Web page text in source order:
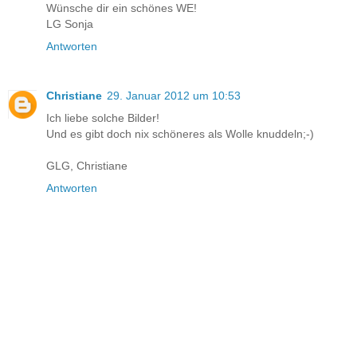
Wünsche dir ein schönes WE!
LG Sonja
Antworten
Christiane 29. Januar 2012 um 10:53
Ich liebe solche Bilder!
Und es gibt doch nix schöneres als Wolle knuddeln;-)
GLG, Christiane
Antworten